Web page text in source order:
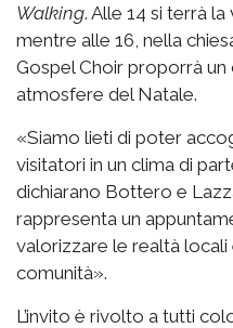
Walking. Alle 14 si terrà
mentre alle 16, nella
Gospel Choir proporrà
atmosfere del Natale.
«Siamo lieti di poter
visitatori in un clima di
dichiarano Bottero e
rappresenta un
valorizzare le realtà locali
comunità».
L’invito è rivolto a tutti